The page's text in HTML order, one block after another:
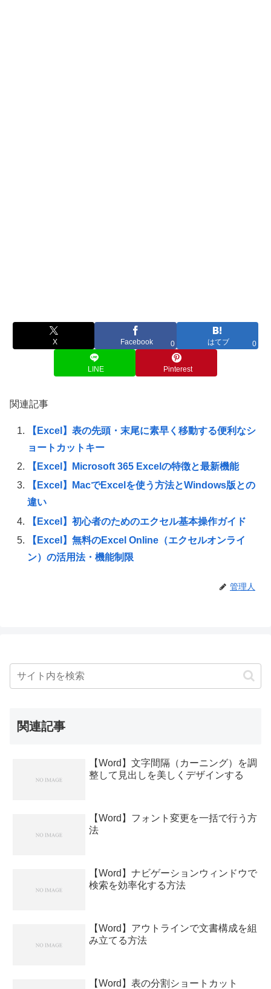
X Facebook 0 はてブ 0
LINE Pinterest
関連記事
【Excel】表の先頭・末尾に素早く移動する便利なシ
ョートカットキー
【Excel】Microsoft 365 Excelの特徴と最新機能
【Excel】MacでExcelを使う方法とWindows版との
違い
【Excel】初心者のためのエクセル基本操作ガイド
【Excel】無料のExcel Online（エクセルオンライ
ン）の活用法・機能制限
管理人
関連記事
【Word】文字間隔（カーニング）を調
整して見出しを美しくデザインする
【Word】フォント変更を一括で行う方
法
【Word】ナビゲーションウィンドウで
検索を効率化する方法
【Word】アウトラインで文書構成を組
み立てる方法
【Word】表の分割ショートカット